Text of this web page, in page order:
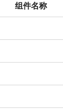
组件名称